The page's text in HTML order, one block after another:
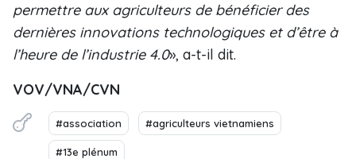
permettre aux agriculteurs de bénéficier des
dernières innovations technologiques et d’être à
l’heure de l’industrie 4.0», a-t-il dit.
VOV/VNA/CVN
#association #agriculteurs vietnamiens
#13e plénum